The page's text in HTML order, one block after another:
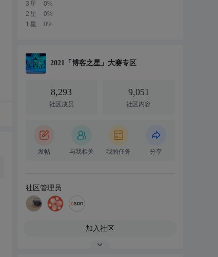
3星
0%
2星
0%
1星
0%
2021「博客之星」大赛专区
8,293
社区成员
9,051
社区内容
发帖 与我相关 我的任务 分享
社区管理员
加入社区